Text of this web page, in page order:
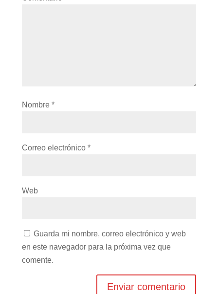
Nombre *
Correo electrónico *
Web
Guarda mi nombre, correo electrónico y web
en este navegador para la próxima vez que
comente.